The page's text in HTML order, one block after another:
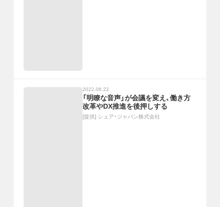
2022.06.22
「明瞭な音声」が会議を変え、働き方
改革やDX推進を後押しする
[提供] シュア・ジャパン株式会社